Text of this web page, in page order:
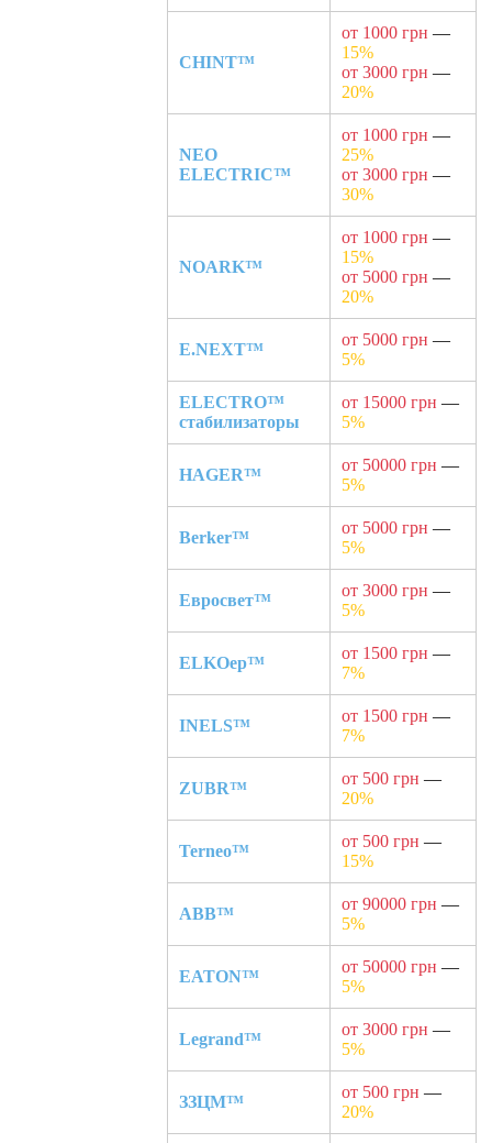
CHINT™
от 1000 грн —
15%
от 3000 грн —
20%
NEO
ELECTRIC™
от 1000 грн —
25%
от 3000 грн —
30%
NOARK™
от 1000 грн —
15%
от 5000 грн —
20%
E.NEXT™
от 5000 грн —
5%
ELECTRO™
стабилизаторы
от 15000 грн —
5%
HAGER™
от 50000 грн —
5%
Berker™
от 5000 грн —
5%
Евросвет™
от 3000 грн —
5%
ELKOep™
от 1500 грн —
7%
INELS™
от 1500 грн —
7%
ZUBR™
от 500 грн —
20%
Terneo™
от 500 грн —
15%
ABB™
от 90000 грн —
5%
EATON™
от 50000 грн —
5%
Legrand™
от 3000 грн —
5%
ЗЗЦМ™
от 500 грн —
20%